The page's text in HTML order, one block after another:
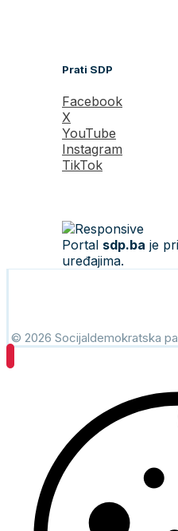
Prati SDP
Facebook
X
YouTube
Instagram
TikTok
Portal sdp.ba je
uređajima.
© 2026 Socijaldemokratska